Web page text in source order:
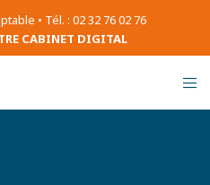
• Tél. : 02 32 76 02 76
CABINET DIGITAL